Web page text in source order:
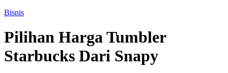
Bisnis
Pilihan Harga Tumbler
Starbucks Dari Snapy